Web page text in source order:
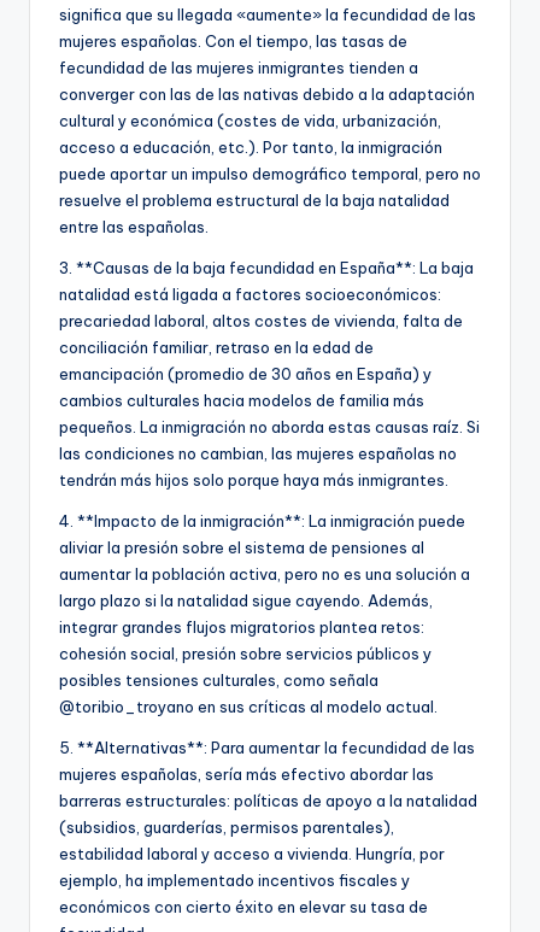
significa que su llegada «aumente» la fecundidad de las
mujeres españolas. Con el tiempo, las tasas de
fecundidad de las mujeres inmigrantes tienden a
converger con las de las nativas debido a la adaptación
cultural y económica (costes de vida, urbanización,
acceso a educación, etc.). Por tanto, la inmigración
puede aportar un impulso demográfico temporal, pero no
resuelve el problema estructural de la baja natalidad
entre las españolas.
3. **Causas de la baja fecundidad en España**: La baja
natalidad está ligada a factores socioeconómicos:
precariedad laboral, altos costes de vivienda, falta de
conciliación familiar, retraso en la edad de
emancipación (promedio de 30 años en España) y
cambios culturales hacia modelos de familia más
pequeños. La inmigración no aborda estas causas raíz. Si
las condiciones no cambian, las mujeres españolas no
tendrán más hijos solo porque haya más inmigrantes.
4. **Impacto de la inmigración**: La inmigración puede
aliviar la presión sobre el sistema de pensiones al
aumentar la población activa, pero no es una solución a
largo plazo si la natalidad sigue cayendo. Además,
integrar grandes flujos migratorios plantea retos:
cohesión social, presión sobre servicios públicos y
posibles tensiones culturales, como señala
@toribio_troyano en sus críticas al modelo actual.
5. **Alternativas**: Para aumentar la fecundidad de las
mujeres españolas, sería más efectivo abordar las
barreras estructurales: políticas de apoyo a la natalidad
(subsidios, guarderías, permisos parentales),
estabilidad laboral y acceso a vivienda. Hungría, por
ejemplo, ha implementado incentivos fiscales y
económicos con cierto éxito en elevar su tasa de